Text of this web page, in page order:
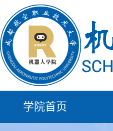
学院首页